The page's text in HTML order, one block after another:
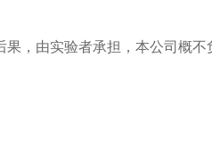
，由实验者承担，本公司概不